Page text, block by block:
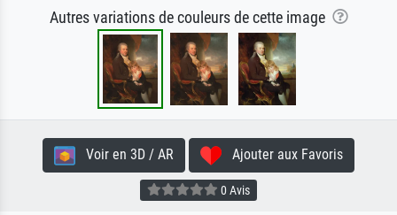
Autres variations de couleurs de cette image
Voir en 3D / AR Ajouter aux Favoris
0 Avis